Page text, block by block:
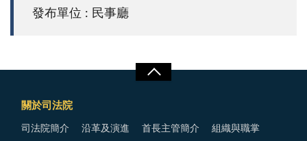
發布單位 : 民事廳
關於司法院
司法院簡介 沿革及演進 首長主管簡介 組織與職掌